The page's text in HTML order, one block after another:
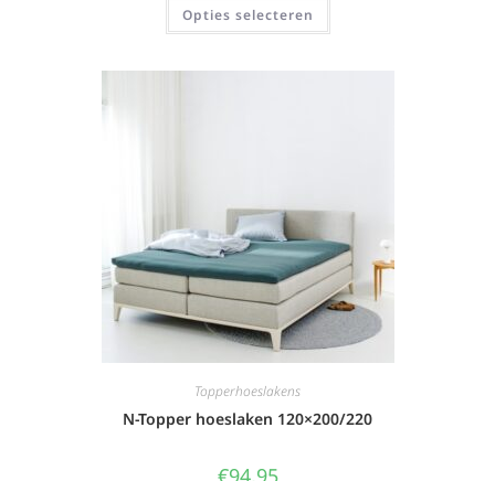
Opties selecteren
Topperhoeslakens
N-Topper hoeslaken 120×200/220
€94,95